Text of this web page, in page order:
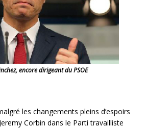
encore dirigeant du PSOE
les changements pleins d’espoirs
Corbin dans le Parti travailliste